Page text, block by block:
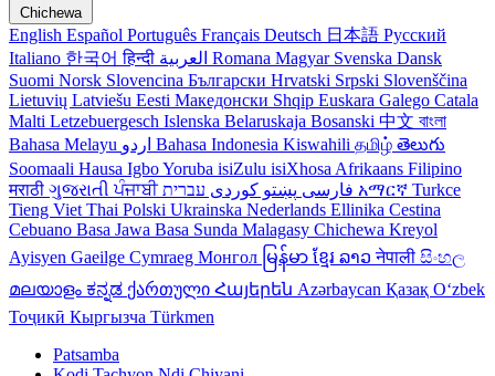
Chichewa
English Español Português Français Deutsch 日本語 Русский
Italiano 한국어हिन्दी Romana Magyar Svenska Dansk
Suomi Norsk Slovencina Български Hrvatski Srpski Slovenščina
Lietuvių Latviešu Eesti Македонски Shqip Euskara Galego Catala
Malti Letzebuergesch Islenska Belaruskaja Bosanski 中文 বাংলা
Bahasa Melayu
Bahasa Indonesia Kiswahili தமிழ் తెలుగు
Soomaali Hausa IgboYoruba isiZulu isiXhosa Afrikaans Filipino
मराठी ગુજરાતીਪੰਜਾਬੀ فارسی پښتو کوردی አማርኛ Turkce
Tieng Viet Thai Polski Ukrainska Nederlands Ellinika Cestina
Cebuano Basa Jawa Basa Sunda Malagasy Chichewa Kreyol
Ayisyen Gaeilge Cymraeg Монгол မြန်မာ ខ្មែរ ລາວनेपाली සිංහල
മലയാളം ಕನ್ನಡ ქართული Հայերեն Azərbaycan Қазақ Oʻzbek
Тоҷикӣ Кыргызча Türkmen
Patsamba